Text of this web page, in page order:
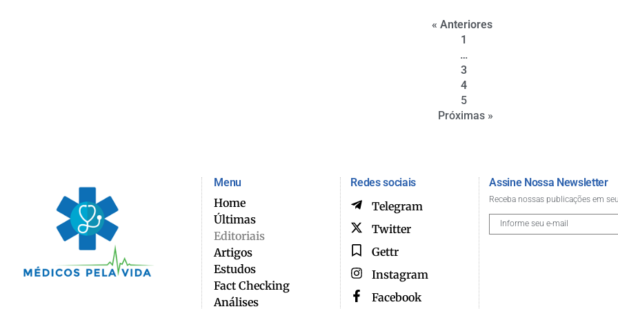
« Anteriores
1
…
3
4
5
Próximas »
Menu
Home
Últimas
Editoriais
Artigos
Estudos
Fact Checking
Análises
Redes sociais
Telegram
Twitter
Gettr
Instagram
Facebook
Assine Nossa Newsletter
Receba nossas publicações em